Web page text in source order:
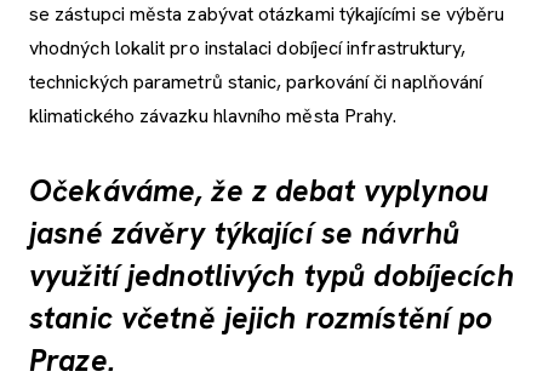
se zástupci města zabývat otázkami týkajícími se výběru
vhodných lokalit pro instalaci dobíjecí infrastruktury,
technických parametrů stanic, parkování či naplňování
klimatického závazku hlavního města Prahy.
Očekáváme, že z debat vyplynou
jasné závěry týkající se návrhů
využití jednotlivých typů dobíjecích
stanic včetně jejich rozmístění po
Praze.